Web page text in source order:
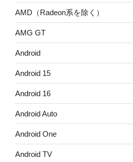
AMD（Radeon系を除く）
AMG GT
Android
Android 15
Android 16
Android Auto
Android One
Android TV